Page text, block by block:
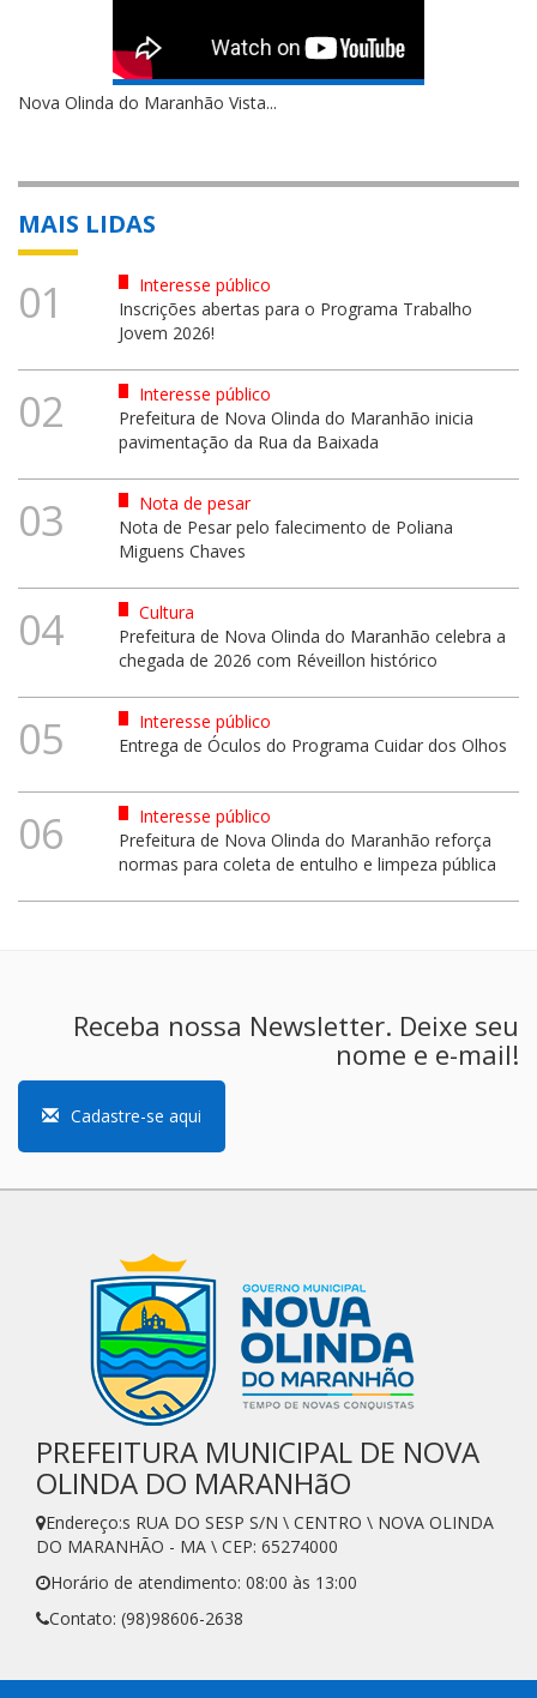
Nova Olinda do Maranhão Vista...
MAIS LIDAS
01
Interesse público
Inscrições abertas para o Programa Trabalho
Jovem 2026!
02
Interesse público
Prefeitura de Nova Olinda do Maranhão inicia
pavimentação da Rua da Baixada
03
Nota de pesar
Nota de Pesar pelo falecimento de Poliana
Miguens Chaves
04
Cultura
Prefeitura de Nova Olinda do Maranhão celebra a
chegada de 2026 com Réveillon histórico
05
Interesse público
Entrega de Óculos do Programa Cuidar dos Olhos
06
Interesse público
Prefeitura de Nova Olinda do Maranhão reforça
normas para coleta de entulho e limpeza pública
Receba nossa Newsletter. Deixe seu
nome e e-mail!
Cadastre-se aqui
PREFEITURA MUNICIPAL DE NOVA
OLINDA DO MARANHãO
Endereço:s RUA DO SESP S/N \ CENTRO \ NOVA OLINDA
DO MARANHÃO - MA \ CEP: 65274000
Horário de atendimento: 08:00 às 13:00
Contato: (98)98606-2638